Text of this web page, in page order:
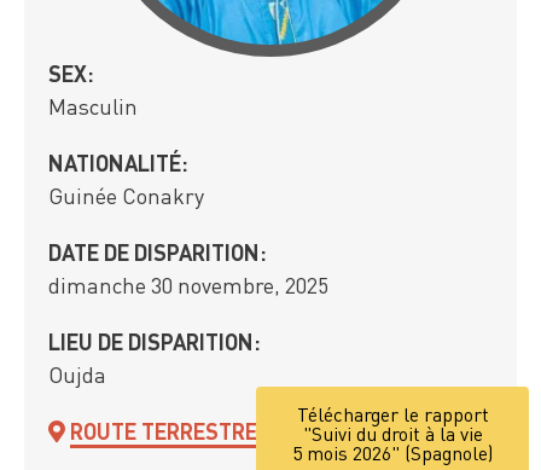
SEX:
Masculin
NATIONALITÉ:
Guinée Conakry
DATE DE DISPARITION:
dimanche 30 novembre, 2025
LIEU DE DISPARITION:
Oujda
ROUTE TERRESTRE
Télécharger le rapport
"Suivi du droit à la vie
5 mois 2026" (Spagnole)